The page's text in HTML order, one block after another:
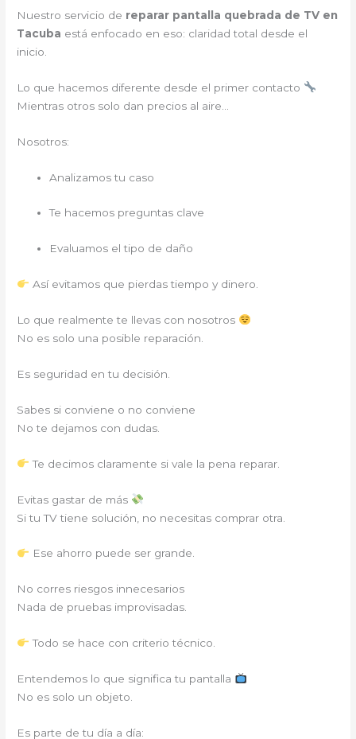
Nuestro servicio de reparar pantalla quebrada de TV en
Tacuba está enfocado en eso: claridad total desde el
inicio.
Lo que hacemos diferente desde el primer contacto
Mientras otros solo dan precios al aire…
Nosotros:
Analizamos tu caso
Te hacemos preguntas clave
Evaluamos el tipo de daño
Así evitamos que pierdas tiempo y dinero.
Lo que realmente te llevas con nosotros
No es solo una posible reparación.
Es seguridad en tu decisión.
Sabes si conviene o no conviene
No te dejamos con dudas.
Te decimos claramente si vale la pena reparar.
Evitas gastar de más
Si tu TV tiene solución, no necesitas comprar otra.
Ese ahorro puede ser grande.
No corres riesgos innecesarios
Nada de pruebas improvisadas.
Todo se hace con criterio técnico.
Entendemos lo que significa tu pantalla
No es solo un objeto.
Es parte de tu día a día: